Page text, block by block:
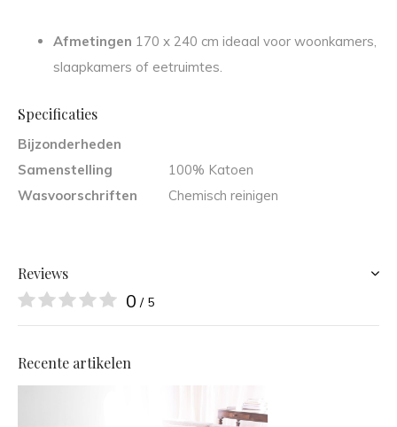
Afmetingen 170 x 240 cm ideaal voor woonkamers,
slaapkamers of eetruimtes.
Specificaties
Bijzonderheden
Samenstelling
100% Katoen
Wasvoorschriften
Chemisch reinigen
Reviews
0 / 5
Recente artikelen